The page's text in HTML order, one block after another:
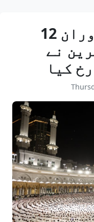
رمضان 1446ھ کے دوران 12
نے
کیا